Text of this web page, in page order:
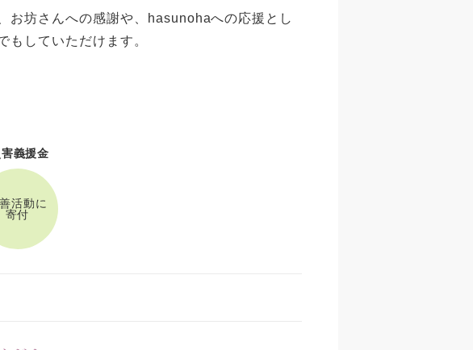
お坊さんへの感謝や、hasunohaへの応援とし
もしていただけます。
義援金
活動に
寄付